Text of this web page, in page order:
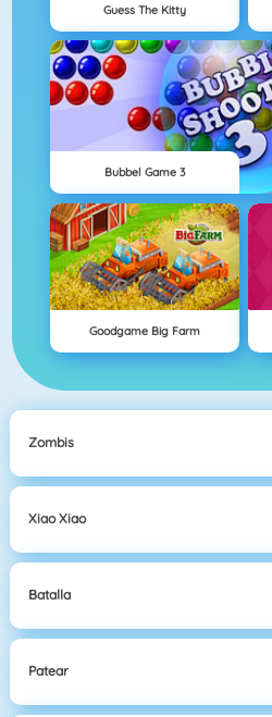
Guess The Kitty
Bubbel Game 3
Goodgame Big Farm
Zombis
Xiao Xiao
Batalla
Patear